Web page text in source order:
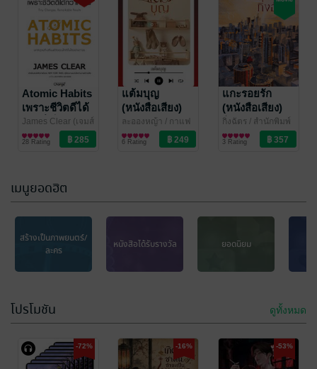
Atomic Habits
เพราะชีวิตดีได้
กว่าที่เป็น
James Clear (เจมส์
เคลียร์)/ ซีเอ็ดยู
เคชั่น
พัฒนาตนเอง
87 Rating
Short Note
โรคในร้านยา
2569
ผศ.ภก.ธีระพงษ์ ศรี
ศิลป์/ TSbooks
การศึกษา/ตำรา
เรียน
12 Rating
Atomic Habits
เพราะชีวิตดีได้
กว่าที่เป็น
(หนังสือเสียง)
James Clear (เจมส์
เคลียร์) เขียน,
ประพาฬรัตน์ ยง
พัฒนาตนเอง
28 Rating
แต้มบุญ
(หนังสือเสียง)
ละอองหญ้า / กาแฟ
หอมกรุ่น
นิยายรัก
6 Rating
แกะรอยรัก
(หนังสือเสียง)
กิ่งฉัตร/ สำนักพิมพ์
ลูกองุ่น
นิยายรัก
3 Rating
พ่อรวยสอนลูก :
เสียง)
/ ซีเอ็ดยูเคชั่น
การเงินการลงทุน
45 Rating
People (หนังสือ
เสียง)
ชาร์ด เทมพลาร์)/ ซี
เอ็ดยูเคชั่น
พัฒนาตนเอง
No Rating
เมนูยอดฮิต
สร้างเป็นภาพยนตร์/
ละคร
หนังสือได้รับรางวัล ยอดนิยม
โปรโมชัน ดูทั้งหมด
-72% -16% -53%